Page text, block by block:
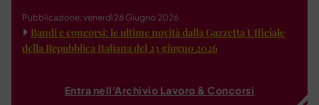
Pubblicazione: venerdì 26 Giugno 2026
Bandi e concorsi: le ultime novità dalla Gazzetta Ufficiale
della Repubblica Italiana del 23 giugno 2026
Entra nell'Archivio Lavoro & Concorsi